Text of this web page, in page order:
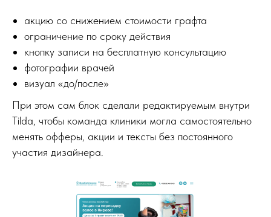
акцию со снижением стоимости графта
ограничение по сроку действия
кнопку записи на бесплатную консультацию
фотографии врачей
визуал «до/после»
При этом сам блок сделали редактируемым внутри
Tilda, чтобы команда клиники могла самостоятельно
менять офферы, акции и тексты без постоянного
участия дизайнера.